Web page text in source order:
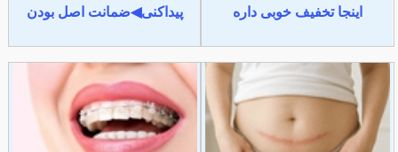
اینجا تخفیف خوبی داره
پیداکنی◀ضمانت اصل بودن